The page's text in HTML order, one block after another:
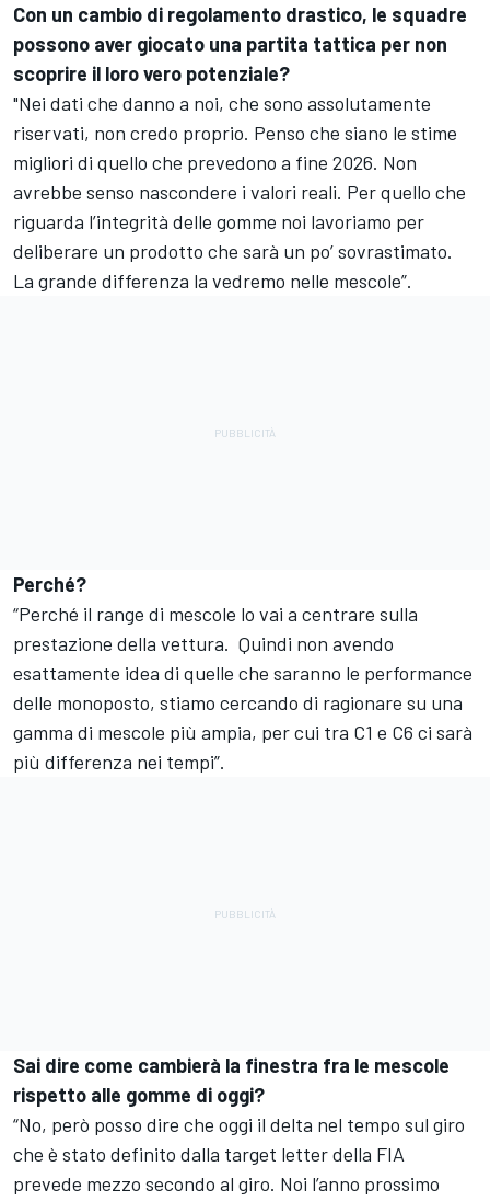
Con un cambio di regolamento drastico, le squadre
possono aver giocato una partita tattica per non
scoprire il loro vero potenziale?
"Nei dati che danno a noi, che sono assolutamente
riservati, non credo proprio. Penso che siano le stime
migliori di quello che prevedono a fine 2026. Non
avrebbe senso nascondere i valori reali. Per quello che
riguarda l’integrità delle gomme noi lavoriamo per
deliberare un prodotto che sarà un po’ sovrastimato.
La grande differenza la vedremo nelle mescole”.
Perché?
“Perché il range di mescole lo vai a centrare sulla
prestazione della vettura. Quindi non avendo
esattamente idea di quelle che saranno le performance
delle monoposto, stiamo cercando di ragionare su una
gamma di mescole più ampia, per cui tra C1 e C6 ci sarà
più differenza nei tempi”.
Sai dire come cambierà la finestra fra le mescole
rispetto alle gomme di oggi?
“No, però posso dire che oggi il delta nel tempo sul giro
che è stato definito dalla target letter della FIA
prevede mezzo secondo al giro. Noi l’anno prossimo